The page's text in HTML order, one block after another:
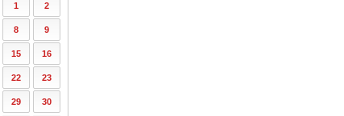
1 2
8 9
15 16
22 23
29 30